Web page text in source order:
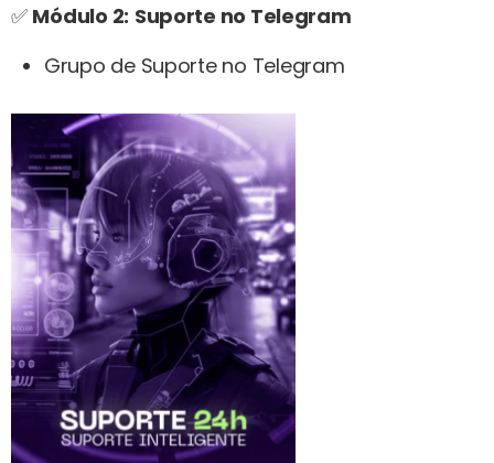
✅ Módulo 2: Suporte no Telegram
Grupo de Suporte no Telegram